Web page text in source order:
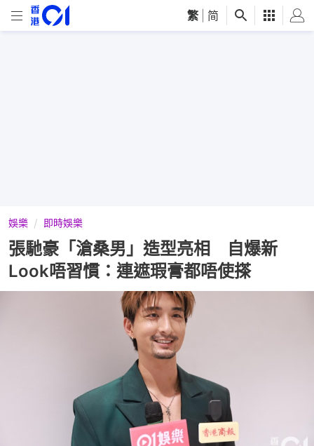
繁 简
娛樂 即時娛樂
張馳豪「滄桑男」造型亮相 自爆新
Look唔習慣：連遮瑕膏都唔使搽